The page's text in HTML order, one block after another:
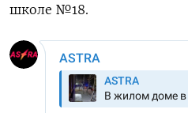
школе №18.